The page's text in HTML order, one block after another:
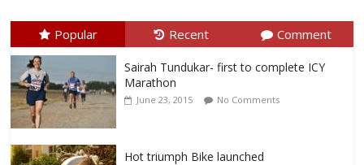
Popular Recent Comment
Sairah Tundukar- first to complete ICY
Marathon
June 23, 2015 No Comments
Hot triumph Bike launched